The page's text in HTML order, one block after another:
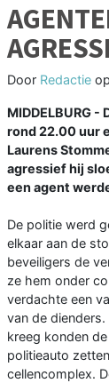
Door Redactie op
MIDDELBURG
rond 22.00 uur
Laurens
agressief hij
een agent
De politie werd
elkaar aan de
beveiligers de
ze hem onder
verdachte een
van de
kreeg konden
politieauto
cellencomplex.